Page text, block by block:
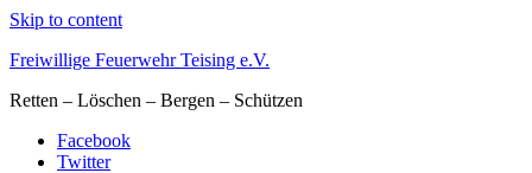
Skip to content
Freiwillige Feuerwehr Teising e.V.
Retten – Löschen – Bergen – Schützen
Facebook
Twitter